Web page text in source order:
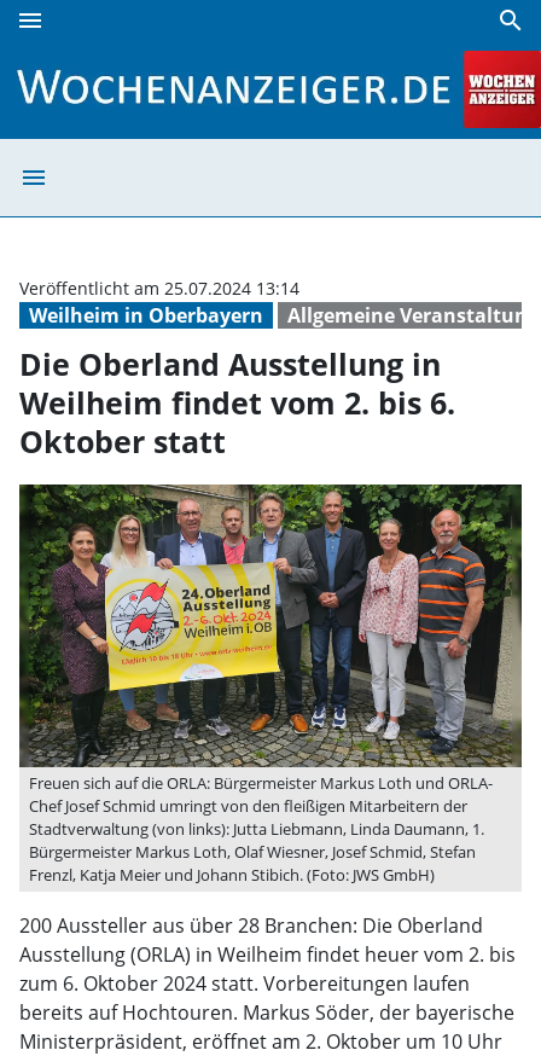
menu search
menu
Weilheim in Oberbayern Allgemeine
Veröffentlicht am 25.07.2024 13:14
Die Oberland Ausstellung in
Weilheim findet vom 2. bis 6.
Oktober statt
Freuen sich auf die ORLA: Bürgermeister Markus Loth und ORLA-
Chef Josef Schmid umringt von den fleißigen Mitarbeitern der
Stadtverwaltung (von links): Jutta Liebmann, Linda Daumann, 1.
Bürgermeister Markus Loth, Olaf Wiesner, Josef Schmid, Stefan
Frenzl, Katja Meier und Johann Stibich. (Foto: JWS GmbH)
200 Aussteller aus über 28 Branchen: Die Oberland
Ausstellung (ORLA) in Weilheim findet heuer vom 2. bis
zum 6. Oktober 2024 statt. Vorbereitungen laufen
bereits auf Hochtouren. Markus Söder, der bayerische
Ministerpräsident, eröffnet am 2. Oktober um 10 Uhr